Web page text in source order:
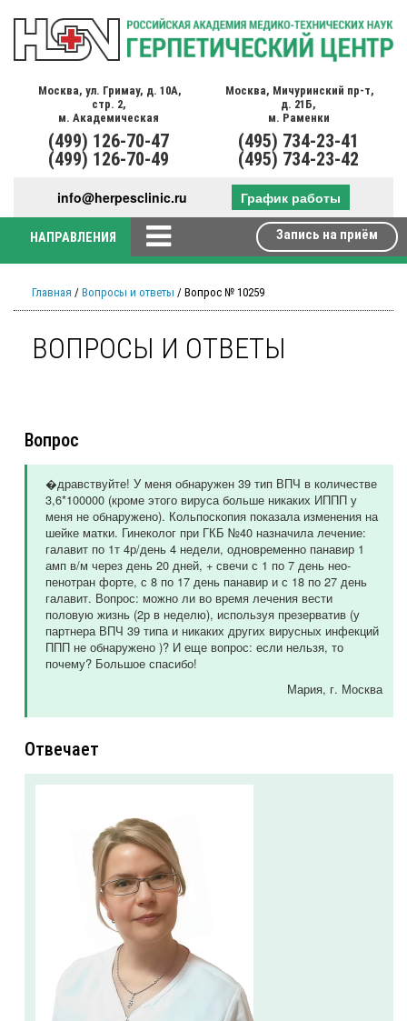
Москва, ул. Гримау, д. 10А,
стр. 2,
м. Академическая
(499) 126-70-47
(499) 126-70-49
Москва, Мичуринский пр-т,
д. 21Б,
м. Раменки
(495) 734-23-41
(495) 734-23-42
info@herpesclinic.ru График работы
НАПРАВЛЕНИЯ Запись на приём
Главная / Вопросы и ответы / Вопрос № 10259
ВОПРОСЫ И ОТВЕТЫ
Вопрос
�дравствуйте! У меня обнаружен 39 тип ВПЧ в количестве
3,6*100000 (кроме этого вируса больше никаких ИППП у
меня не обнаружено). Кольпоскопия показала изменения на
шейке матки. Гинеколог при ГКБ №40 назначила лечение:
галавит по 1т 4р/день 4 недели, одновременно панавир 1
амп в/м через день 20 дней, + свечи с 1 по 7 день нео-
пенотран форте, с 8 по 17 день панавир и с 18 по 27 день
галавит. Вопрос: можно ли во время лечения вести
половую жизнь (2р в неделю), используя презерватив (у
партнера ВПЧ 39 типа и никаких других вирусных инфекций
ППП не обнаружено )? И еще вопрос: если нельзя, то
почему? Большое спасибо!
Мария, г. Москва
Отвечает